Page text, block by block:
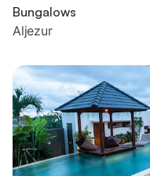
Bungalows
Aljezur